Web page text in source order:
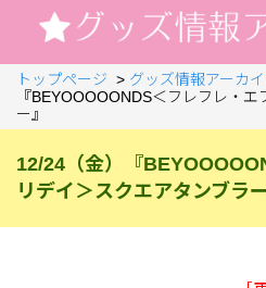
トップページ > グッズ情報アーカ
『BEYOOOOONDS＜フレフレ・
ー』
12/24（金）『
リデイ＞スクエアタンブラー